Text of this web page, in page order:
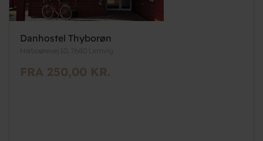
Danhostel Thyborøn
Harboørevej 10, 7680 Lemvig
FRA 250,00 KR.